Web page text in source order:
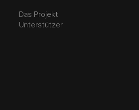
Das Projekt
Unterstützer